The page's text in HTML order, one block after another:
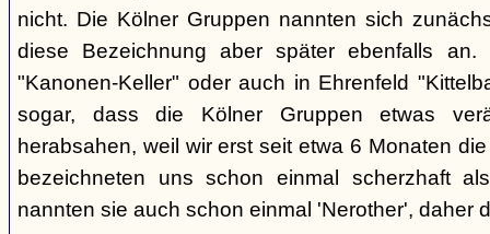
nicht. Die Kölner Gruppen nannten sich
diese Bezeichnung aber später ebenfalls
"Kanonen-Keller" oder auch in Ehrenfeld
sogar, dass die Kölner Gruppen etwas
herabsahen, weil wir erst seit etwa 6 Monaten
bezeichneten uns schon einmal scherzhaft
nannten sie auch schon einmal 'Nerother', daher